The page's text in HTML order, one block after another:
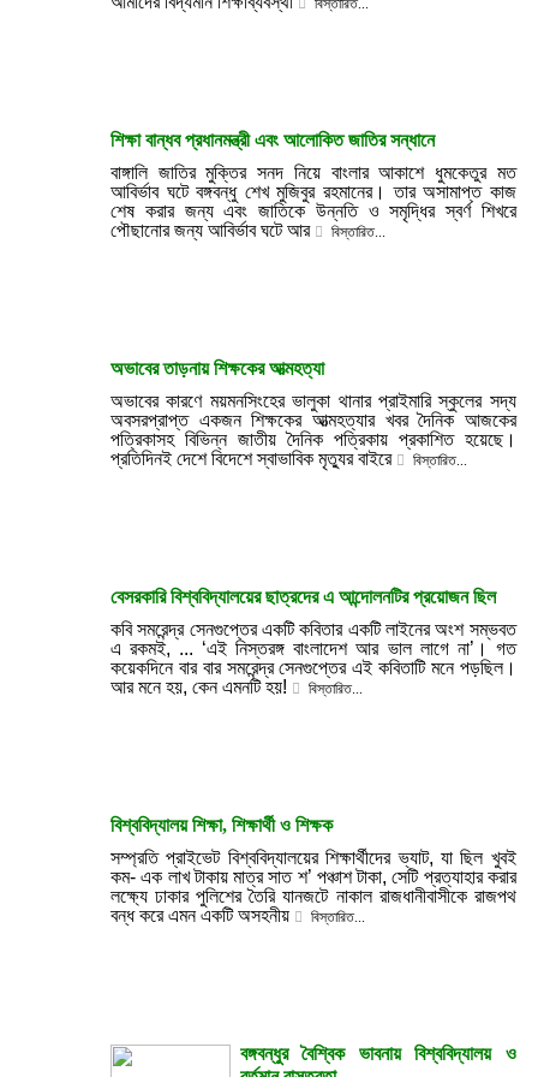
পাঠ্যানুক্রমিক কর্মকান্ড/ক্লাব, শিক্ষার মান এবং গ্র্যাজুয়েটদের কর্ম
হবে সবার আগে।
- লেখকঃ প্রফেসর, আইবিএ, ঢাকা বিশ্ববিদ্যালয়; চেয়ারম্যান, নর্দান
ইউনিভার্সিটি বাংলাদেশ ট্রাস্ট, উপাচার্য, নর্দান ইউনিভার্সিটি অব
বিজনেস এন্ড টেকনোলজি খুলনা
বিস্তারিত...
বিস্তারিত...
শিক্ষা বান্ধব প্রধানমন্ত্রী এবং আলোকিত জাতির সন্ধানে
বাঙ্গালি জাতির মুক্তির সনদ নিয়ে বাংলার আকাশে ধুমকেতুর মত
আবির্ভাব ঘটে বঙ্গবন্ধু শেখ মুজিবুর রহমানের। তার অসামাপ্ত কাজ
শেষ করার জন্য এবং জাতিকে উন্নতি ও সমৃদ্ধির স্বর্ণ শিখরে
পৌছানোর জন্য আবির্ভাব ঘটে আর
বিস্তারিত...
অভাবের তাড়নায় শিক্ষকের আত্মহত্যা
অভাবের কারণে ময়মনসিংহের ভালুকা থানার প্রাইমারি স্কুলের সদ্য
অবসরপ্রাপ্ত একজন শিক্ষকের আত্মহত্যার খবর দৈনিক আজকের
পত্রিকাসহ বিভিন্ন জাতীয় দৈনিক পত্রিকায় প্রকাশিত হয়েছে।
প্রতিদিনই দেশে বিদেশে স্বাভাবিক মৃত্যুর বাইরে
বিস্তারিত...
বেসরকারি বিশ্ববিদ্যালয়ের ছাত্রদের এ আন্দোলনটির প্রয়োজন ছিল
কবি সমরেন্দ্র সেনগুপ্তের একটি কবিতার একটি লাইনের অংশ সম্ভবত
এ রকমই, ... ‘এই নিস্তরঙ্গ বাংলাদেশ আর ভাল লাগে না’। গত
কয়েকদিনে বার বার সমরেন্দ্র সেনগুপ্তের এই কবিতাটি মনে পড়ছিল।
আর মনে হয়, কেন এমনটি হয়!
বিস্তারিত...
বিশ্ববিদ্যালয় শিক্ষা, শিক্ষার্থী ও শিক্ষক
সম্প্রতি প্রাইভেট বিশ্ববিদ্যালয়ের শিক্ষার্থীদের ভ্যাট, যা ছিল খুবই
কম- এক লাখ টাকায় মাত্র সাত শ’ পঞ্চাশ টাকা, সেটি প্রত্যাহার করার
লক্ষ্যে ঢাকার পুলিশের তৈরি যানজটে নাকাল রাজধানীবাসীকে রাজপথ
বন্ধ করে এমন একটি অসহনীয়
বিস্তারিত...
বঙ্গবন্ধুর বৈশ্বিক ভাবনায় বিশ্ববিদ্যালয় ও